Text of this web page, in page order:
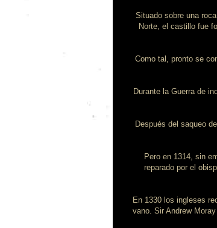
Situado sobre una
Norte, el castillo fue
Como tal, pronto se
Durante la Guerra de
Después del saqueo
Pero en 1314, sin
reparado por el
En 1330 los ingleses
vano. Sir Andrew